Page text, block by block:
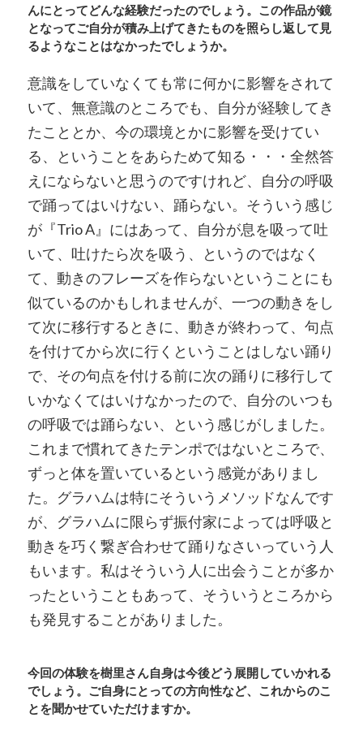
んにとってどんな経験だったのでしょう。この作品が鏡
となってご自分が積み上げてきたものを照らし返して見
るようなことはなかったでしょうか。
意識をしていなくても常に何かに影響をされて
いて、無意識のところでも、自分が経験してき
たこととか、今の環境とかに影響を受けてい
る、ということをあらためて知る・・・全然答
えにならないと思うのですけれど、自分の呼吸
で踊ってはいけない、踊らない。そういう感じ
が『Trio A』にはあって、自分が息を吸って吐
いて、吐けたら次を吸う、というのではなく
て、動きのフレーズを作らないということにも
似ているのかもしれませんが、一つの動きをし
て次に移行するときに、動きが終わって、句点
を付けてから次に行くということはしない踊り
で、その句点を付ける前に次の踊りに移行して
いかなくてはいけなかったので、自分のいつも
の呼吸では踊らない、という感じがしました。
これまで慣れてきたテンポではないところで、
ずっと体を置いているという感覚がありまし
た。グラハムは特にそういうメソッドなんです
が、グラハムに限らず振付家によっては呼吸と
動きを巧く繋ぎ合わせて踊りなさいっていう人
もいます。私はそういう人に出会うことが多か
ったということもあって、そういうところから
も発見することがありました。
今回の体験を樹里さん自身は今後どう展開していかれる
でしょう。ご自身にとっての方向性など、これからのこ
とを聞かせていただけますか。